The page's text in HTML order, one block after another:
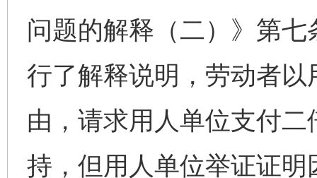
问题的解释（二）》第
行了解释说明，劳动者
由，请求用人单位支付
持，但用人单位举证证